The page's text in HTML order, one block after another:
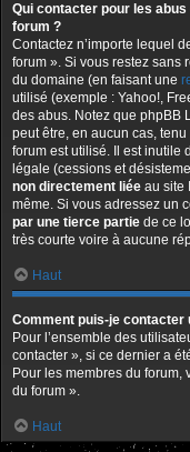
Qui contacter pour les
forum ?
Contactez n’importe lequel
forum ». Si vous restez sans
du domaine (en faisant une
utilisé (exemple : Yahoo!,
des abus. Notez que phpBB
peut être, en aucun cas,
forum est utilisé. Il est inutile
légale (cessions et
non directement liée au site
même. Si vous adressez un
par une tierce partie de ce
très courte voire à aucune
Haut
Comment puis-je contacter
Pour l’ensemble des
contacter », si ce dernier a
Pour les membres du forum,
du forum ».
Haut